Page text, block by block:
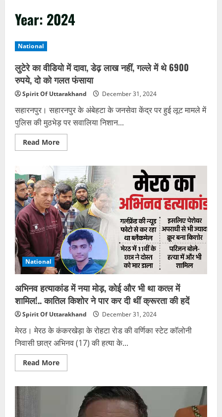
Year: 2024
National
लुटेरे का वीडियो में दावा, डेढ़ लाख नहीं, गल्ले में थे 6900
रुपये, दो को गलत फंसाया
Spirit Of Uttarakhand December 31, 2024
सहारनपुर। सहारनपुर के अंबेहटा के जनसेवा केंद्र पर हुई लूट मामले में
पुलिस की मुठभेड़ पर सवालिया निशान...
Read MoreRead
more
वीडियो
में
दावा,
डेढ़
लाख
नहीं,
गल्ले
में
थे
6900
रुपये,
दो
को
गलत
फंसाया
National
अभिनव हत्याकांड में नया मोड़, कोई और भी था कत्ल में
शामिल!.. कातिल किशोर ने पार कर दी थीं क्रूरता की हदें
Spirit Of Uttarakhand December 31, 2024
मेरठ। मेरठ के कंकरखेड़ा के रोहटा रोड की वर्णिका स्टेट कॉलोनी
निवासी छात्र अभिनव (17) की हत्या के...
Read MoreRead
more